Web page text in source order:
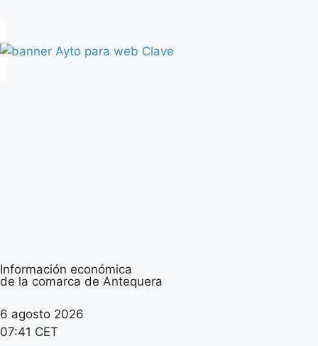
Información económica
de la comarca de Antequera
6 agosto 2026
07:41 CET